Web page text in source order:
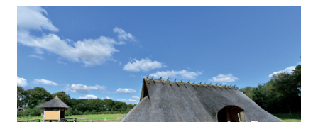
MIDDELPUNT
NEDERLAND